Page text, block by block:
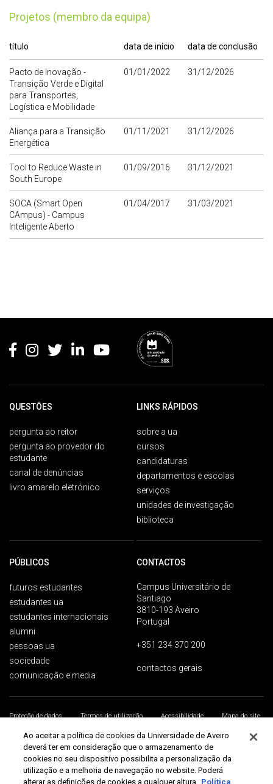
Projetos (membro da equipa)
título data de início data de conclusão
Pacto de Inovação -
Transição Verde e Digital
para Transportes,
Logística e Mobilidade
01/01/2022 31/12/2026
Aliança para a Transição
Energética
01/11/2021 31/12/2026
Tool to Reduce Waste in
South Europe
01/09/2016 31/12/2021
SOCA (Smart Open
CAmpus) - Campus
Inteligente Aberto
01/04/2017 31/03/2021
QUESTÕES
pergunta ao reitor
pergunta ao provedor do
estudante
canal de denúncias
livro amarelo eletrónico
LINKS RÁPIDOS
sobre a ua
cursos
candidaturas
departamentos e escolas
serviços
unidades de investigação
biblioteca
PÚBLICOS
futuros estudantes
estudantes ua
estudantes internacionais
alumni
pessoas ua
sociedade
comunicação e media
CONTACTOS
Campus Universitário de
Santiago
3810-193 Aveiro
Portugal
+351 234 370 200
contactos gerais
Proteção de dados Termos de utilização Acessibilidade
Mapa do site
Universidade de Aveiro 2026
Ao aceitar a política de cookies da Universidade de Aveiro
deverá ter em consideração que o armazenamento de
cookies no seu dispositivo possibilita a personalização da
utilização e a melhoria de navegação no website. Poderá
alterar as definições de cookies a qualquer altura.
Política